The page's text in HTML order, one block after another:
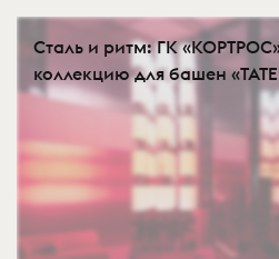
Сталь и ритм: ГК
коллекцию для башен